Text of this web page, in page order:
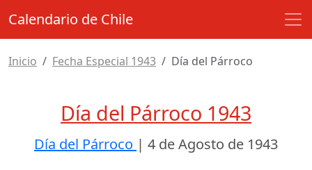
Calendario de Chile
Inicio Fecha Especial 1943 Día del Párroco
Día del Párroco 1943
Día del Párroco | 4 de Agosto de 1943